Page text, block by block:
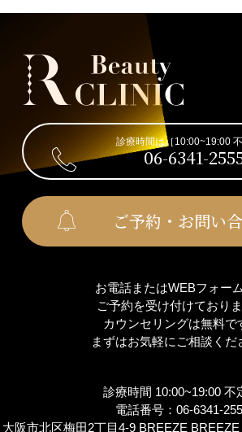
診療時間は［10:00~19:00 不
06-6341-
ご予約・お問い
お電話またはWEBフォー
ご予約を受け付けておりま
カウンセリングは無料で
まずはお気軽にご相談くだ
診療時間 10:00~19:00 不
電話番号：06-6341-
大阪市北区梅田2丁目4-9 BREEZE BREEZE